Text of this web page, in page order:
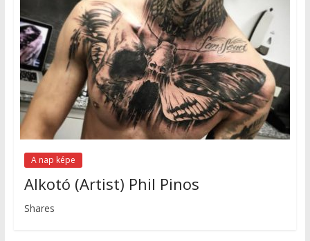
A nap képe
Alkotó (Artist) Phil Pinos
Shares